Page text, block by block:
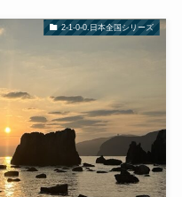
2-1-0-0.日本全国シリーズ